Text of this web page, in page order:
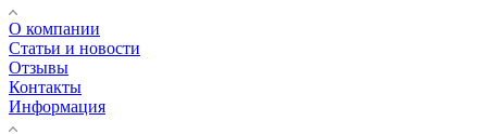
О компании
Статьи и новости
Отзывы
Контакты
Информация